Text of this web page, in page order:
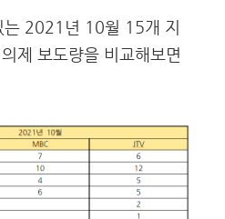
는 2021년 10월 15개 지
제 보도량을 비교해보면